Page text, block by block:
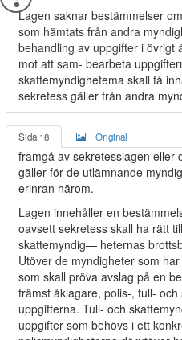
Lagen saknar bestämmelser
som hämtats från andra
behandling av uppgifter i övrigt
mot att sam- bearbeta
skattemyndighetema skall få
sekretess gäller från andra
Sida 18 Original
framgå av sekretesslagen eller
gäller för de utlämnande
erinran härom.
Lagen innehåller en
oavsett sekretess skall ha rätt
skattemyndig— heternas
Utöver de myndigheter som
som skall pröva avslag på en
främst åklagare, polis-, tull-
uppgifterna. Tull- och
uppgifter som behövs i ett